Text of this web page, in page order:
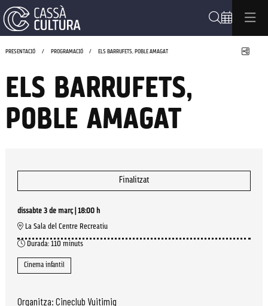
PRESENTACIÓ PROGRAMACIÓ ELS BARRUFETS, POBLE AMAGAT
ELS BARRUFETS,
POBLE AMAGAT
Finalitzat
dissabte 3 de març| 18:00 h
La Sala del Centre Recreatiu
Durada: 110 minuts
Cinema infantil
Organitza: Cineclub Vuitimig